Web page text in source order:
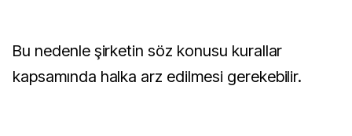
Bu nedenle şirketin söz konusu kurallar
kapsamında halka arz edilmesi gerekebilir.